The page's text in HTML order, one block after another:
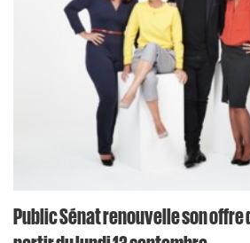
Public Sénat renouvelle son offre